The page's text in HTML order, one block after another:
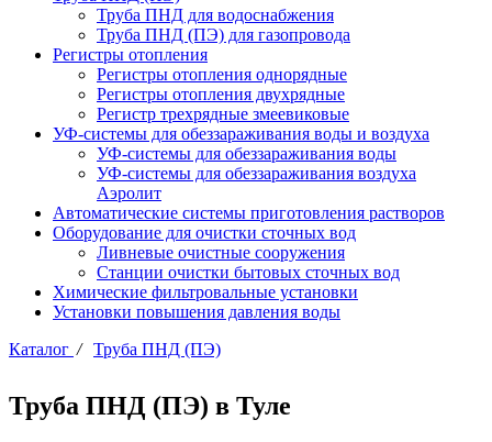
Труба ПНД для водоснабжения
Труба ПНД (ПЭ) для газопровода
Регистры отопления
Регистры отопления однорядные
Регистры отопления двухрядные
Регистр трехрядные змеевиковые
УФ-системы для обеззараживания воды и воздуха
УФ-системы для обеззараживания воды
УФ-системы для обеззараживания воздуха
Аэролит
Автоматические системы приготовления растворов
Оборудование для очистки сточных вод
Ливневые очистные сооружения
Станции очистки бытовых сточных вод
Химические фильтровальные установки
Установки повышения давления воды
Каталог / Труба ПНД (ПЭ)
Труба ПНД (ПЭ) в Туле